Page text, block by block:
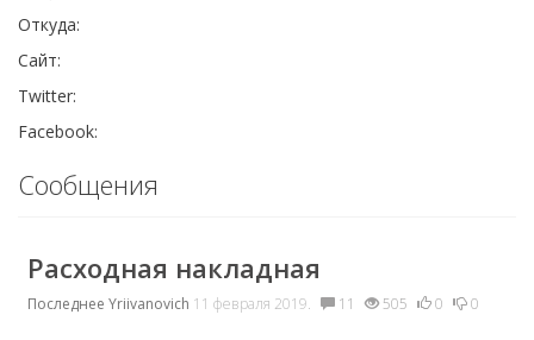
Откуда:
Сайт:
Twitter:
Facebook:
Сообщения
Расходная накладная
Последнее Yriivanovich 11 февраля 2019. 11 505 0 0